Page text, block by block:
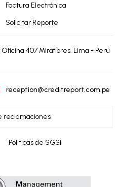
Oficina 407 Miraflores. Lima - Perú
reception@creditreport.com.pe
reclamaciones
Factura Electrónica
Solicitar Reporte
Políticas de SGSI